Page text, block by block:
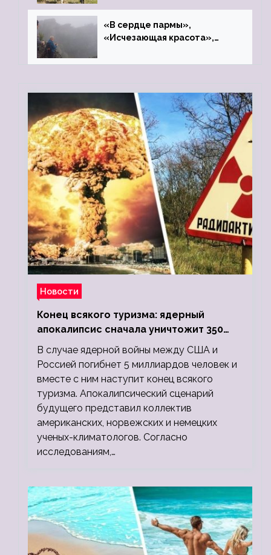
«В сердце пармы»,
«Исчезающая красота»,
Новости
Конец всякого туризма: ядерный
апокалипсис сначала уничтожит 350
миллионов, а потом 5 миллиардов
людей
В случае ядерной войны между США и
Россией погибнет 5 миллиардов человек и
вместе с ним наступит конец всякого
туризма. Апокалипсический сценарий
будущего представил коллектив
американских, норвежских и немецких
ученых-климатологов. Согласно
исследованиям,…